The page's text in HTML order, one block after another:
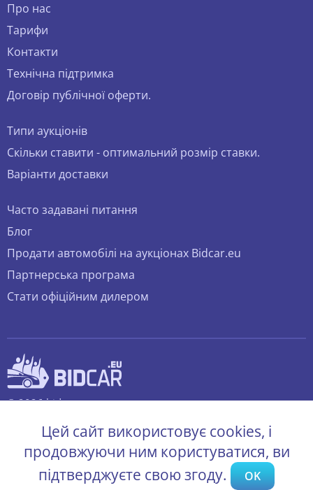
Про нас
Тарифи
Контакти
Технічна підтримка
Договір публічної оферти.
Типи аукціонів
Скільки ставити - оптимальний розмір ставки.
Варіанти доставки
Часто задавані питання
Блог
Продати автомобілі на аукціонах Bidcar.eu
Партнерська програма
Стати офіційним дилером
© 2026 bidcar.eu
Цей сайт використовує cookies, і
продовжуючи ним користуватися, ви
підтверджуєте свою згоду.
OK